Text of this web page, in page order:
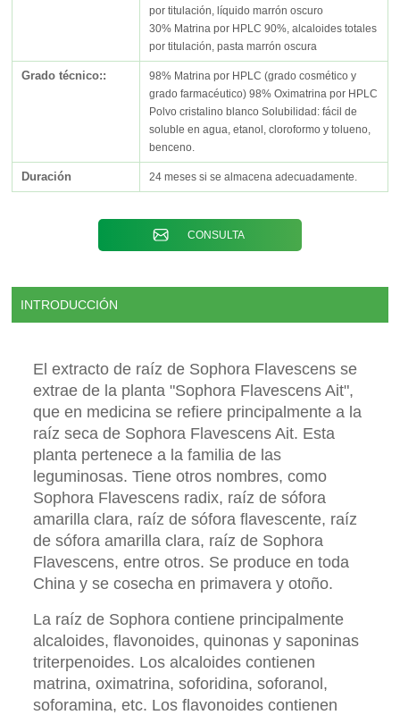
por titulación, líquido marrón oscuro
30% Matrina por HPLC 90%, alcaloides totales
por titulación, pasta marrón oscura
Grado técnico::
98% Matrina por HPLC (grado cosmético y
grado farmacéutico) 98% Oximatrina por HPLC
Polvo cristalino blanco Solubilidad: fácil de
soluble en agua, etanol, cloroformo y tolueno,
benceno.
Duración 24 meses si se almacena adecuadamente.
CONSULTA
INTRODUCCIÓN
El extracto de raíz de Sophora Flavescens se
extrae de la planta "Sophora Flavescens Ait",
que en medicina se refiere principalmente a la
raíz seca de Sophora Flavescens Ait. Esta
planta pertenece a la familia de las
leguminosas. Tiene otros nombres, como
Sophora Flavescens radix, raíz de sófora
amarilla clara, raíz de sófora flavescente, raíz
de sófora amarilla clara, raíz de Sophora
Flavescens, entre otros. Se produce en toda
China y se cosecha en primavera y otoño.
La raíz de Sophora contiene principalmente
alcaloides, flavonoides, quinonas y saponinas
triterpenoides. Los alcaloides contienen
matrina, oximatrina, soforidina, soforanol,
soforamina, etc. Los flavonoides contienen